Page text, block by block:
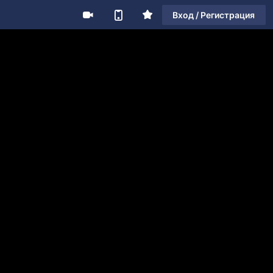
Вход / Регистрация